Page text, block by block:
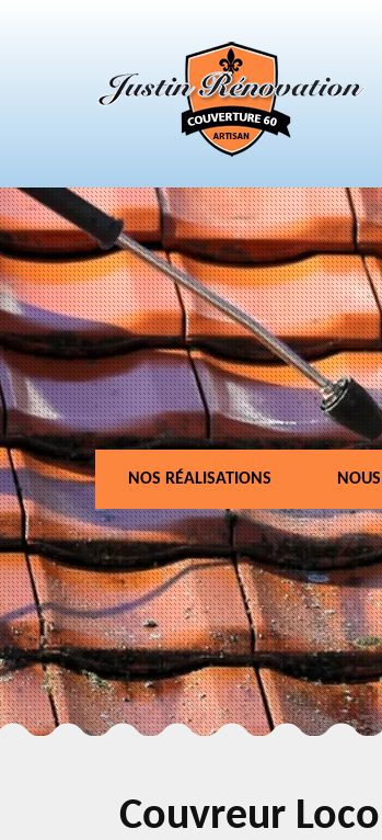
NOS RÉALISATIONS
Couvreur